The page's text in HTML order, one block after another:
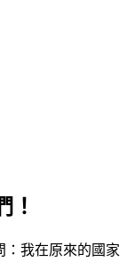
！
：我在原來的國家